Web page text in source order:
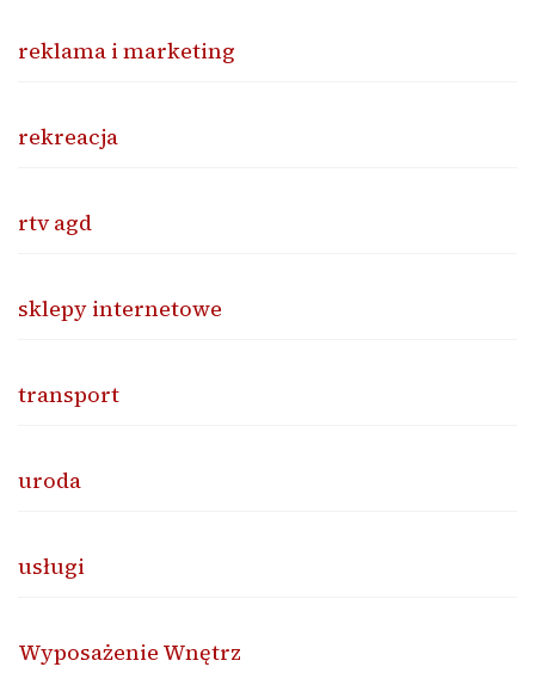
reklama i marketing
rekreacja
rtv agd
sklepy internetowe
transport
uroda
usługi
Wyposażenie Wnętrz